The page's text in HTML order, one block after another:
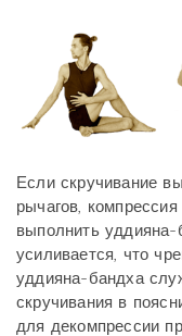
Если скручивание
рычагов,
выполнить
усиливается, что
уддияна-бандха
скручивания в
для декомпрессии